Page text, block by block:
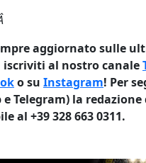
aggiornato sulle
al nostro canale
o su Instagram! Per
Telegram) la
al +39 328 663 0311.